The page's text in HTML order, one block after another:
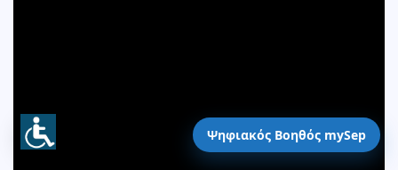
Ψηφιακός Βοηθός mySep